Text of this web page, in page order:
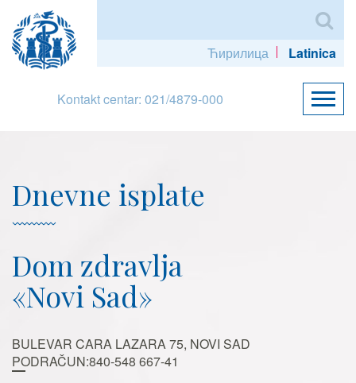
Ћирилица Latinica
Kontakt centar: 021/4879-000
Dnevne isplate
Dom zdravlja
«Novi Sad»
BULEVAR CARA LAZARA 75, NOVI SAD
PODRAČUN:840-548 667-41